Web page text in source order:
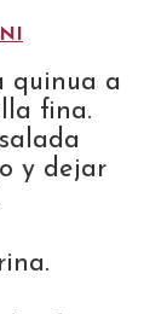
quinua a
fina.
y dejar